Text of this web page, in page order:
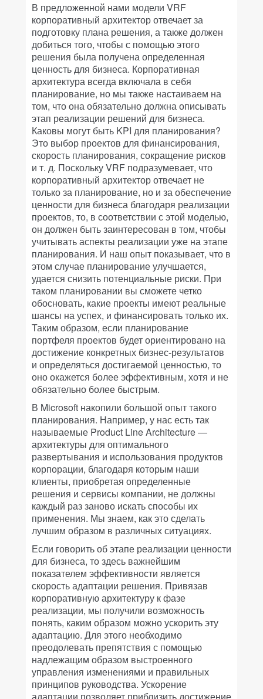
В предложенной нами модели VRF
корпоративный архитектор отвечает за
подготовку плана решения, а также должен
добиться того, чтобы с помощью этого
решения была получена определенная
ценность для бизнеса. Корпоративная
архитектура всегда включала в себя
планирование, но мы также настаиваем на
том, что она обязательно должна описывать
этап реализации решений для бизнеса.
Каковы могут быть KPI для планирования?
Это выбор проектов для финансирования,
скорость планирования, сокращение рисков
и т. д. Поскольку VRF подразумевает, что
корпоративный архитектор отвечает не
только за планирование, но и за обеспечение
ценности для бизнеса благодаря реализации
проектов, то, в соответствии с этой моделью,
он должен быть заинтересован в том, чтобы
учитывать аспекты реализации уже на этапе
планирования. И наш опыт показывает, что в
этом случае планирование улучшается,
удается снизить потенциальные риски. При
таком планировании вы сможете четко
обосновать, какие проекты имеют реальные
шансы на успех, и финансировать только их.
Таким образом, если планирование
портфеля проектов будет ориентировано на
достижение конкретных бизнес-результатов
и определяться достигаемой ценностью, то
оно окажется более эффективным, хотя и не
обязательно более быстрым.
В Microsoft накопили большой опыт такого
планирования. Например, у нас есть так
называемые Product Line Architecture —
архитектуры для оптимального
развертывания и использования продуктов
корпорации, благодаря которым наши
клиенты, приобретая определенные
решения и сервисы компании, не должны
каждый раз заново искать способы их
применения. Мы знаем, как это сделать
лучшим образом в различных ситуациях.
Если говорить об этапе реализации ценности
для бизнеса, то здесь важнейшим
показателем эффективности является
скорость адаптации решения. Привязав
корпоративную архитектуру к фазе
реализации, мы получили возможность
понять, каким образом можно ускорить эту
адаптацию. Для этого необходимо
преодолевать препятствия с помощью
надлежащим образом выстроенного
управления изменениями и правильных
принципов руководства. Ускорение